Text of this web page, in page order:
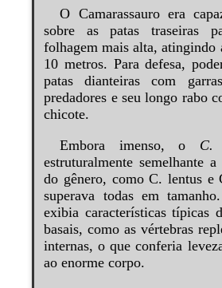
O Camarassauro era
sobre as patas traseiras
folhagem mais alta, atingindo
10 metros. Para defesa,
patas dianteiras com
predadores e seu longo rabo
chicote.
Embora imenso, o C.
estruturalmente semelhante a
do gênero, como C. lentus e
superava todas em
exibia características típicas
basais, como as vértebras
internas, o que conferia
ao enorme corpo.